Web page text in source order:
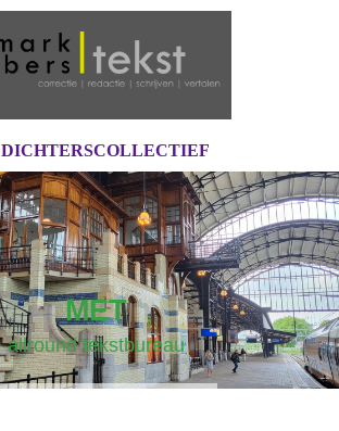
DICHTERSCOLLECTIEF
MET
allround tekstbureau